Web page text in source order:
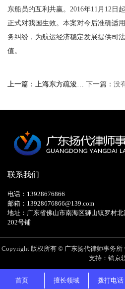
首页 擅长领域 拨打电话
东船员的互利共赢。2016年11月12日
正式对我国生效。本案对今后准确适
务纠纷，为航运经济稳定发展提供司
值。
上一篇：上海东方疏浚… 下一篇： 没
联系我们
电话：13928676866
邮箱：13928676866@139.com
地址：广东省佛山市南海区狮山镇罗村
202号铺
Copyright 版权所有 © 广东扬代律师事务所
支持：镐京